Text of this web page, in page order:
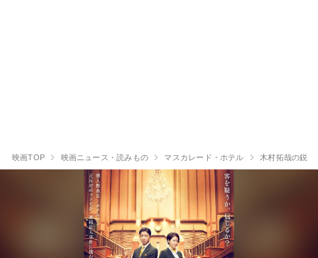
映画TOP 映画ニュース・読みもの マスカレード・ホテル 木村拓哉の鋭